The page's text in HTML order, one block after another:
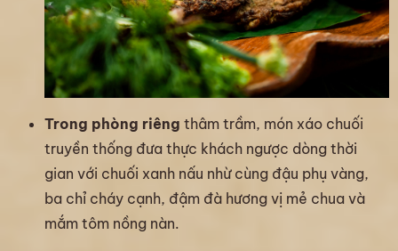
Trong phòng riêng thâm trầm, món xáo chuối
truyền thống đưa thực khách ngược dòng thời
gian với chuối xanh nấu nhừ cùng đậu phụ vàng,
ba chỉ cháy cạnh, đậm đà hương vị mẻ chua và
mắm tôm nồng nàn.